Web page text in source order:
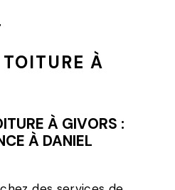
À DANIEL